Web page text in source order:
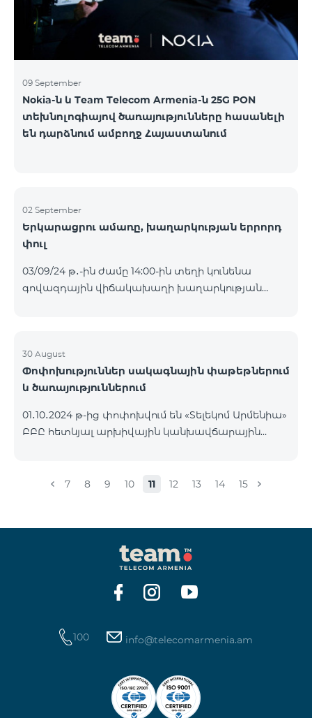
ալիքների պաշտոնական էջերում: Մանրամասն
պայմաններ՝
https://www.telecomarmenia.am/hy/B2S?s
09 September
Nokia-ն և Team Telecom Armenia-ն 25G PON
տեխնոլոգիայով ծառայությունները հասանելի
են դարձնում ամբողջ Հայաստանում
02 September
Երկարացրու ամառը, խաղարկության երրորդ
փուլ
03/09/24 թ․-ին ժամը 14:00-ին տեղի կունենա
գովազդային վիճակախաղի խաղարկության
քարտի` TeamTok կանխավճարային
սակագնային փաթեթի հեռախոսահամարով։
Հաղթող հեռախոսահամարներն ընտրվելու են
Հետևեք մեզ Team-ի Facebook-յան և YouTube-յան
ալիքների պաշտոնական էջերում: Մանրամասն
30 August
Փոփոխություններ սակագնային փաթեթներում
և ծառայություններում
01․10․2024 թ-ից փոփոխվում են «Տելեկոմ Արմենիա»
ԲԲԸ հետևյալ արխիվային կանխավճարային
հաշվեկշռին բավարար գումար լինելու դեպքում
գանձման պահին հաշվեկշռին չլինի բավարար
գումար, ապա Տարբերակ 1 կամ Տարբերակ 2
ծառայությունները ավտոմատ չեն երկարաձգվի:
Ծառայությունները նորից կվերաակտիվանան,
երբ հաշվեկշռին լինի միանվագ ամբողջական
7 8 9 10 11 12 13 14 15
100 info@telecomarmenia.am